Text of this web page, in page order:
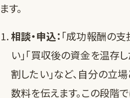
ます。
相談・申込： 「成功報酬の
い」「買収後の資金を温存
割したい」など、自分の立
数料を伝えます。この段階